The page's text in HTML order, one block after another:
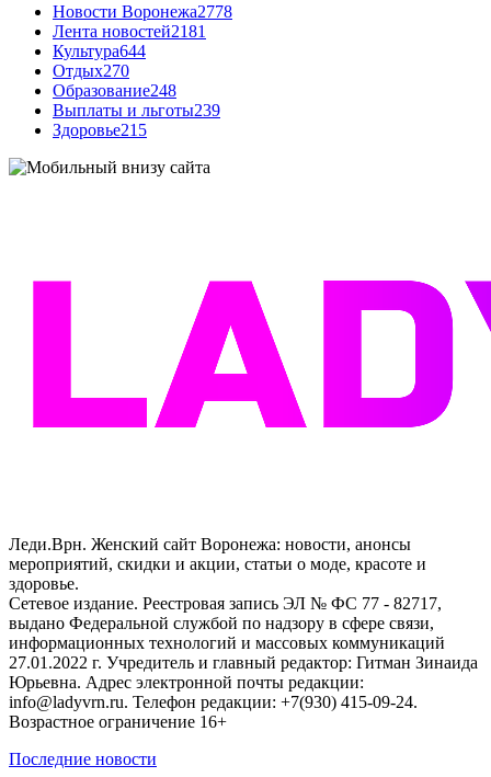
Новости Воронежа2778
Лента новостей2181
Культура644
Отдых270
Образование248
Выплаты и льготы239
Здоровье215
Леди.Врн. Женский сайт Воронежа: новости, анонсы
мероприятий, скидки и акции, статьи о моде, красоте и
здоровье.
Сетевое издание. Реестровая запись ЭЛ № ФС 77 - 82717,
выдано Федеральной службой по надзору в сфере связи,
информационных технологий и массовых коммуникаций
27.01.2022 г. Учредитель и главный редактор: Гитман Зинаида
Юрьевна. Адрес электронной почты редакции:
info@ladyvrn.ru. Телефон редакции: +7(930) 415-09-24.
Возрастное ограничение 16+
Последние новости